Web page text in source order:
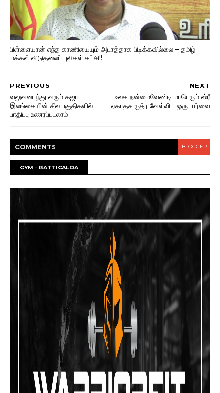
பிள்ளையான் எந்த காணியையும் அடாத்தாக பிடிக்கவில்லை – தமிழ்
மக்கள் விடுதலைப் புலிகள் கட்சி!!
NEXT
உலக நன்மைவேண்டி மாபெரும் ஸ்ரீ
ஏகாதச ருத்ர வேள்வி - ஒரு பார்வை
PREVIOUS
வலுவடைந்து வரும் கஜா:
இலங்கையின் சில பகுதிகளில்
பாதிப்பு உணரப்படலாம்
COMMENTS BLOGGER
GYM - BATTICALOA